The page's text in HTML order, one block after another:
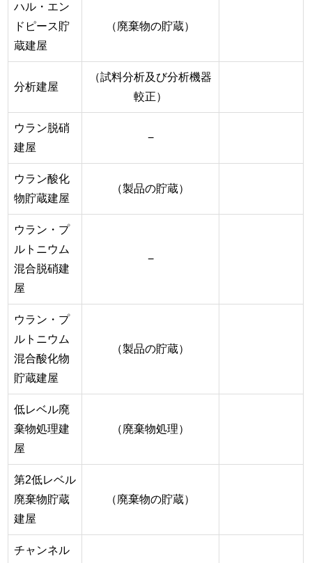
ハル・エン
ドピース貯
蔵建屋
（廃棄物の貯蔵）
分析建屋
（試料分析及び分析機器
較正）
ウラン脱硝
建屋
−
ウラン酸化
物貯蔵建屋
（製品の貯蔵）
ウラン・プ
ルトニウム
混合脱硝建
屋
−
ウラン・プ
ルトニウム
混合酸化物
貯蔵建屋
（製品の貯蔵）
低レベル廃
棄物処理建
屋
（廃棄物処理）
第2低レベル
廃棄物貯蔵
建屋
（廃棄物の貯蔵）
チャンネル